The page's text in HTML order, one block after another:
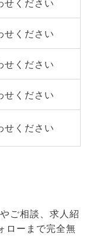
せください
せください
せください
せください
せください
ご相談、求人紹
ローまで完全無